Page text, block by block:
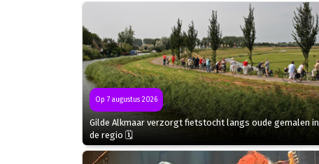
Op 7 augustus 2026
Gilde Alkmaar verzorgt fietstocht langs oude gemalen in
de regio 🗓